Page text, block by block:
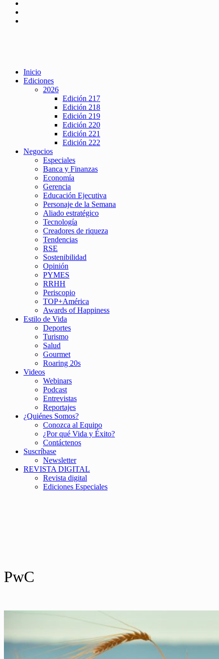
Inicio
Ediciones
2026
Edición 217
Edición 218
Edición 219
Edición 220
Edición 221
Edición 222
Negocios
Especiales
Banca y Finanzas
Economía
Gerencia
Educación Ejecutiva
Personaje de la Semana
Aliado estratégico
Tecnología
Creadores de riqueza
Tendencias
RSE
Sostenibilidad
Opinión
PYMES
RRHH
Periscopio
TOP+América
Awards of Happiness
Estilo de Vida
Deportes
Turismo
Salud
Gourmet
Roaring 20s
Videos
Webinars
Podcast
Entrevistas
Reportajes
¿Quiénes Somos?
Conozca al Equipo
¿Por qué Vida y Éxito?
Contáctenos
Suscríbase
Newsletter
REVISTA DIGITAL
Revista digital
Ediciones Especiales
PwC